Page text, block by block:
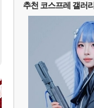
오버워치 이유나 2D 일러
씨발 컬프프 클릭
파리바게트 본사
비스트 모든 성소 위치
아키츠 아키나
프롤로그 테스
추천 코스프레 갤러리